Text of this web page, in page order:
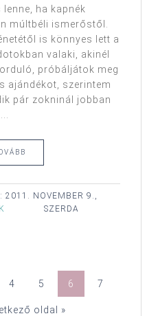
ha kapnék
múltbéli ismerőstől.
is könnyes lett a
valaki, akinél
próbáljátok meg
ajándékot, szerintem
pár zokninál jobban
2011. NOVEMBER 9.,
SZERDA
4 5 6 7
oldal »